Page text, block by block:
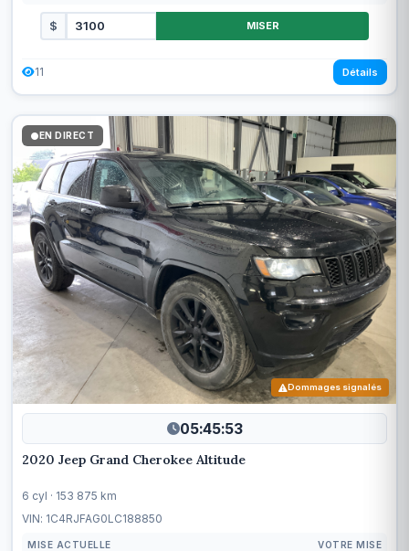
$ MISER
11 Détails
Dommages signalés
EN DIRECT
05:45:50
2020 Jeep Grand Cherokee Altitude
6 cyl · 153 875 km
VIN: 1C4RJFAG0LC188850
MISE ACTUELLE VOTRE MISE